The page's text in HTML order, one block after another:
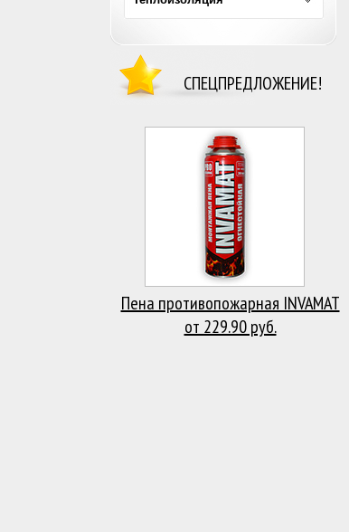
СПЕЦПРЕДЛОЖЕНИЕ!
Пена противопожарная INVAMAT
от 229.90 руб.